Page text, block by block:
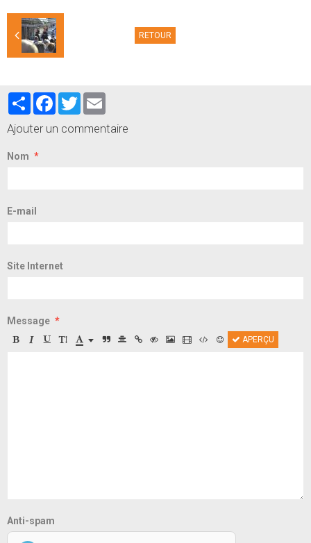
RETOUR
PartagerFacebook
Twitter
Ajouter un commentaire
Nom
E-mail
Site Internet
Message
APERÇU
Anti-spam